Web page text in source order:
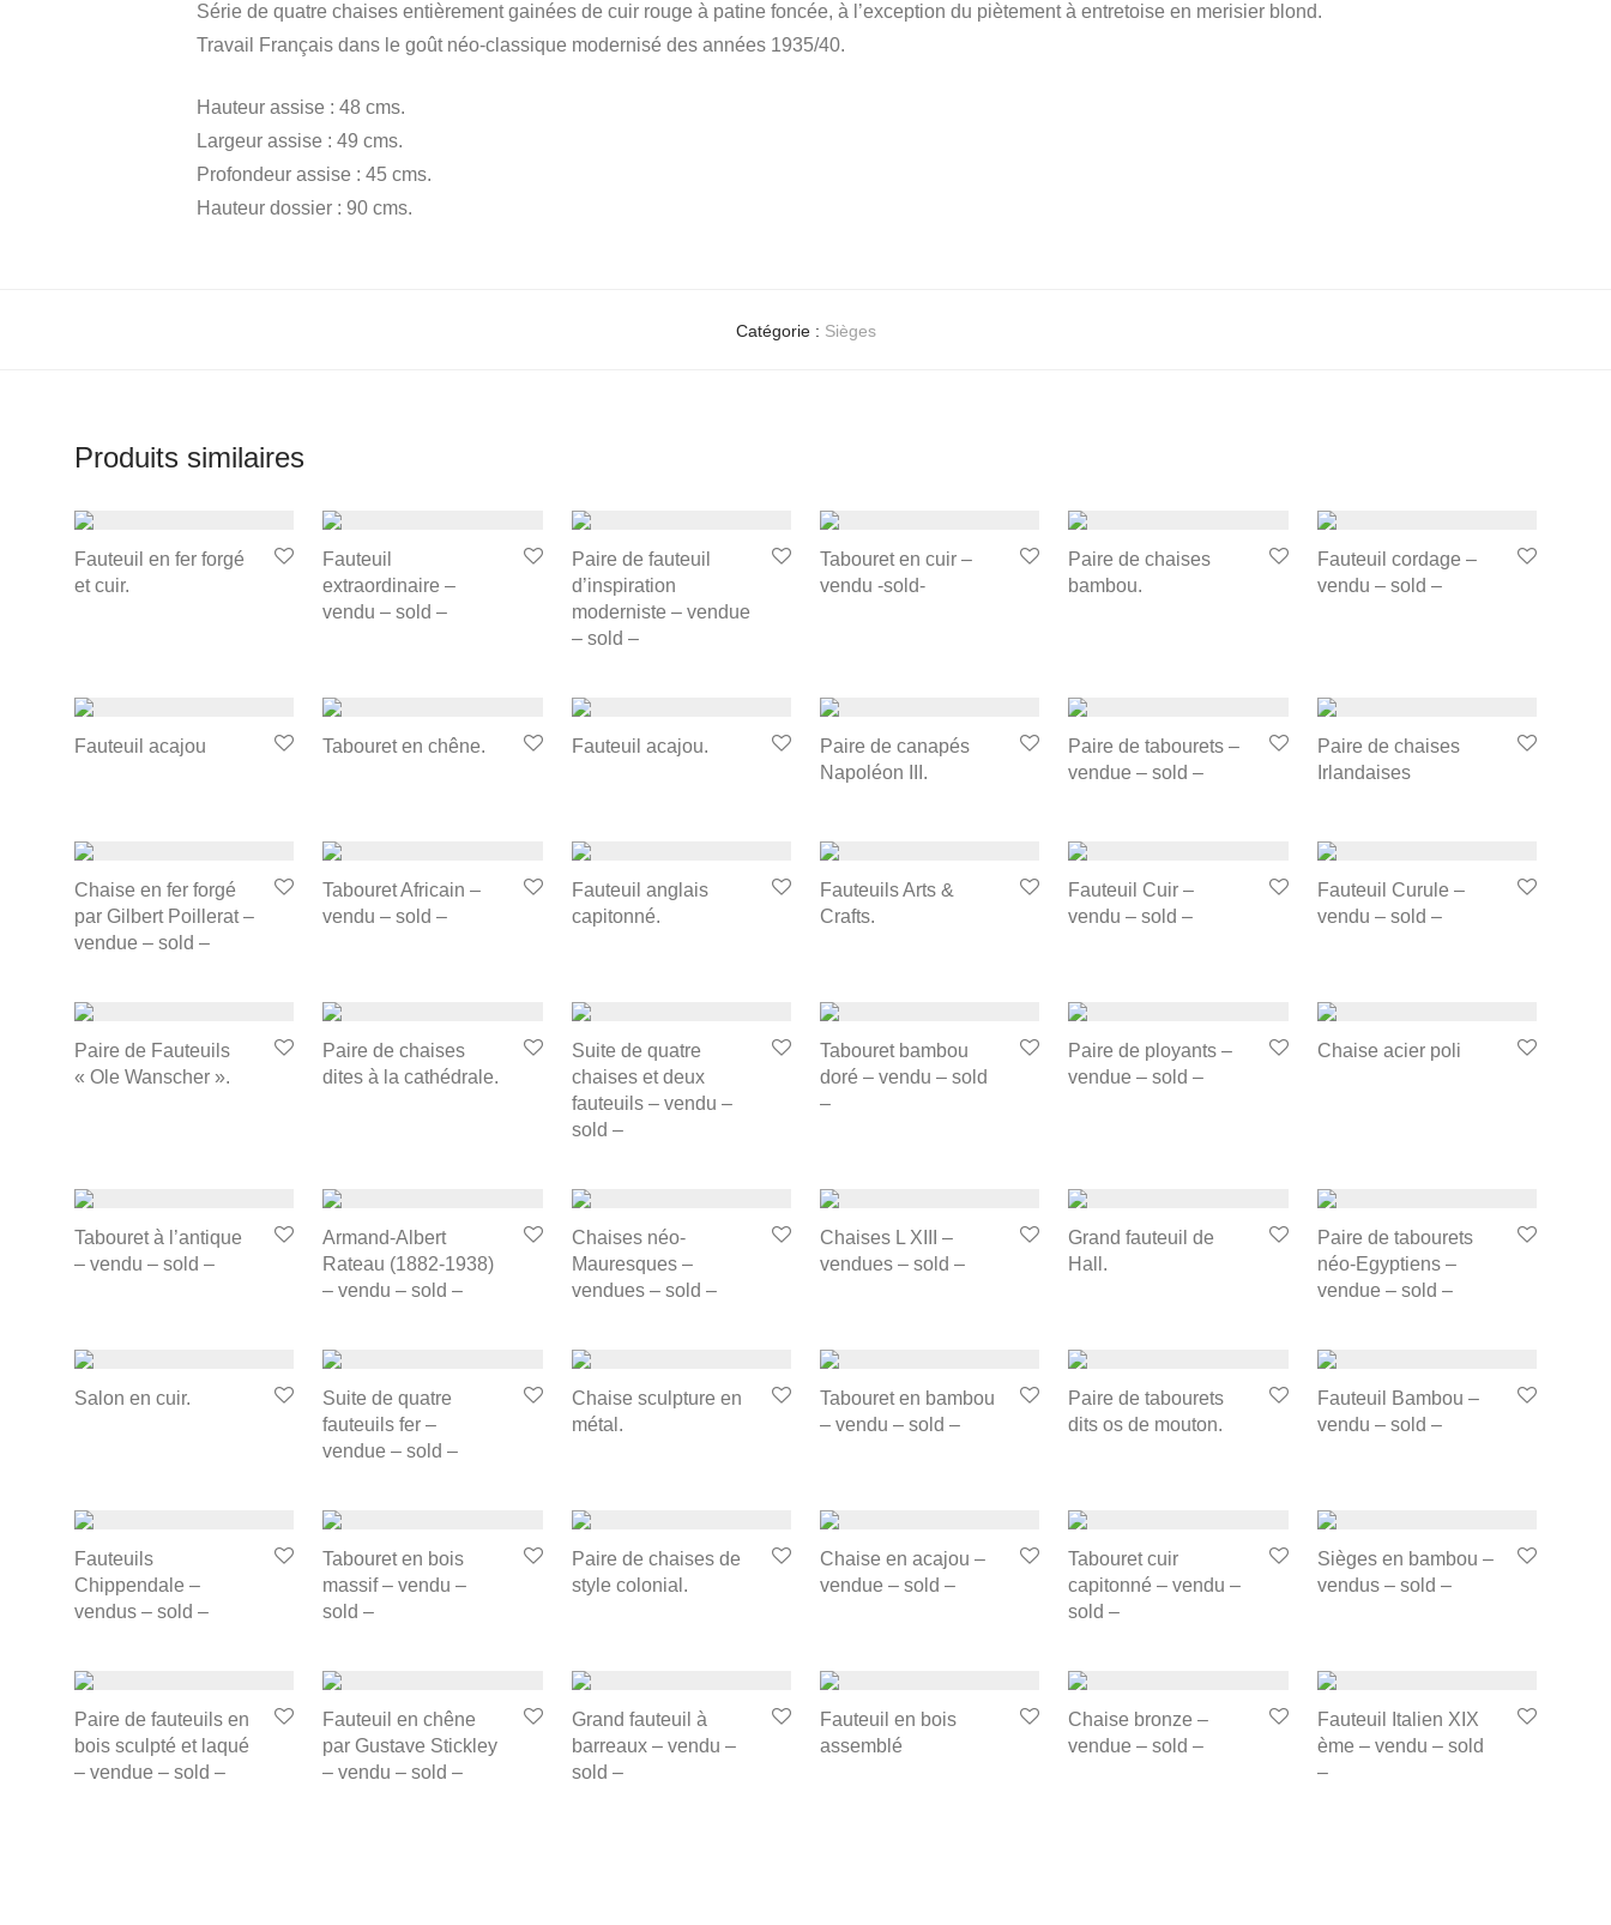
Série de quatre chaises entièrement gainées de cuir rouge à patine foncée, à l’exception du piètement à entretoise en merisier blond.
Travail Français dans le goût néo-classique modernisé des années 1935/40.
Hauteur assise : 48 cms.
Largeur assise : 49 cms.
Profondeur assise : 45 cms.
Hauteur dossier : 90 cms.
Catégorie : Sièges
Produits similaires
Fauteuil en fer forgé
et cuir.
Fauteuil
extraordinaire –
vendu – sold –
Paire de fauteuil
d’inspiration
moderniste – vendue
– sold –
Tabouret en cuir –
vendu -sold-
Paire de chaises
bambou.
Fauteuil cordage –
vendu – sold –
Fauteuil acajou Tabouret en chêne. Fauteuil acajou.
Paire de canapés
Napoléon III.
Paire de tabourets –
vendue – sold –
Paire de chaises
Irlandaises
Chaise en fer forgé
par Gilbert Poillerat –
vendue – sold –
Tabouret Africain –
vendu – sold –
Fauteuil anglais
capitonné.
Fauteuils Arts &
Crafts.
Fauteuil Cuir –
vendu – sold –
Fauteuil Curule –
vendu – sold –
Paire de Fauteuils
« Ole Wanscher ».
Paire de chaises
dites à la cathédrale.
Suite de quatre
chaises et deux
fauteuils – vendu –
sold –
Tabouret bambou
doré – vendu – sold
–
Paire de ployants –
vendue – sold –
Chaise acier poli
Tabouret à l’antique
– vendu – sold –
Armand-Albert
Rateau (1882-1938)
– vendu – sold –
Chaises néo-
Mauresques –
vendues – sold –
Chaises L XIII –
vendues – sold –
Grand fauteuil de
Hall.
Paire de tabourets
néo-Egyptiens –
vendue – sold –
Salon en cuir.
Suite de quatre
fauteuils fer –
vendue – sold –
Chaise sculpture en
métal.
Tabouret en bambou
– vendu – sold –
Paire de tabourets
dits os de mouton.
Fauteuil Bambou –
vendu – sold –
Fauteuils
Chippendale –
vendus – sold –
Tabouret en bois
massif – vendu –
sold –
Paire de chaises de
style colonial.
Chaise en acajou –
vendue – sold –
Tabouret cuir
capitonné – vendu –
sold –
Sièges en bambou –
vendus – sold –
Paire de fauteuils en
bois sculpté et laqué
– vendue – sold –
Fauteuil en chêne
par Gustave Stickley
– vendu – sold –
Grand fauteuil à
barreaux – vendu –
sold –
Fauteuil en bois
assemblé
Chaise bronze –
vendue – sold –
Fauteuil Italien XIX
ème – vendu – sold
–